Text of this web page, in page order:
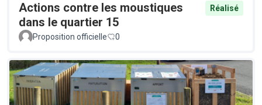
Actions contre les moustiques
dans le quartier 15
Réalisé
Proposition officielle 0